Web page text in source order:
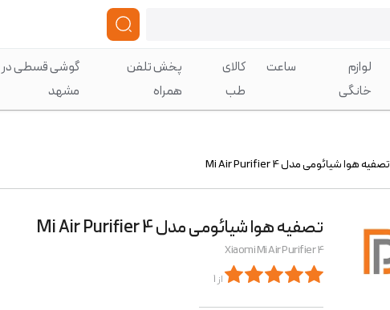
لوازم
خانگی
ساعت
کالای
طب
پخش تلفن
همراه
گوشی قسطی در
مشهد
تصفیه هوا شیائومی مدل Mi Air Purifier 4
تصفیه هوا شیائومی مدل Mi Air Purifier 4
Xiaomi Mi Air Purifier 4
از 1